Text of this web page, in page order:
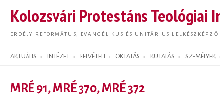
Kolozsvári Protestáns Teológiai
ERDÉLY REFORMÁTUS, EVANGÉLIKUS ÉS UNITÁRIUS LELKÉSZKÉPZŐ
AKTUÁLIS INTÉZET FELVÉTELI OKTATÁS KUTATÁS SZEMÉLYEK
Search form
MRÉ 91, MRÉ 370, MRÉ 372